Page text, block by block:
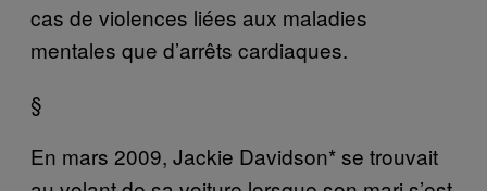
cas de violences liées aux maladies
mentales que d’arrêts cardiaques.
§
En mars 2009, Jackie Davidson* se trouvait